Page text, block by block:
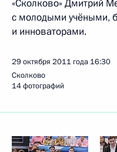
«Сколково» Дмитрий
с молодыми учёными,
и инноваторами.
29 октября 2011 года 16:30
Сколково
14 фотографий